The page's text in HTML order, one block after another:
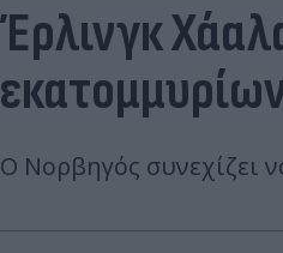
Έρλινγκ
Ο Νορβηγός συνεχίζει